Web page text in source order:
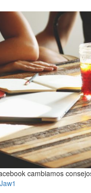
cambiamos